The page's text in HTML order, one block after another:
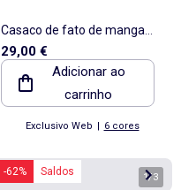
Casaco de fato de manga
comprida
29,00 €
Adicionar ao
carrinho
Exclusivo Web | 6 cores
-62% Saldos 1/3